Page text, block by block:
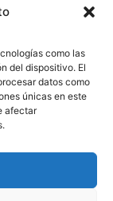
como las
del dispositivo. El
datos como
únicas en este
afectar